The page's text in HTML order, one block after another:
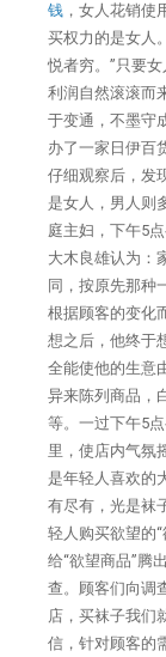
钱 ，女人花销使
买权力的是女人
悦者穷。”只要
利润自然滚滚
于变通，不墨守
办了一家日伊
仔细观察后，发
是女人，男人则
庭主妇，下午5
大木良雄认为：
同，按原先那种
根据顾客的变化
想之后，他终于
全能使他的生
异来陈列商品，
等。一过下午5
里，使店内气氛
是年轻人喜欢的
有尽有，光是袜
轻人购买欲望的
给“欲望商品”
查。顾客们向调
店，买袜子我们
信，针对顾客的